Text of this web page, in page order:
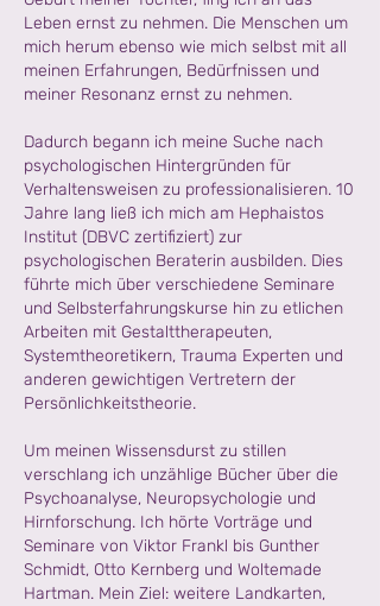
Leben ernst zu nehmen. Die Menschen um
mich herum ebenso wie mich selbst mit all
meinen Erfahrungen, Bedürfnissen und
meiner Resonanz ernst zu nehmen.
Dadurch begann ich meine Suche nach
psychologischen Hintergründen für
Verhaltensweisen zu professionalisieren. 10
Jahre lang ließ ich mich am Hephaistos
Institut (DBVC zertifiziert) zur
psychologischen Beraterin ausbilden. Dies
führte mich über verschiedene Seminare
und Selbsterfahrungskurse hin zu etlichen
Arbeiten mit Gestalttherapeuten,
Systemtheoretikern, Trauma Experten und
anderen gewichtigen Vertretern der
Persönlichkeitstheorie.
Um meinen Wissensdurst zu stillen
verschlang ich unzählige Bücher über die
Psychoanalyse, Neuropsychologie und
Hirnforschung. Ich hörte Vorträge und
Seminare von Viktor Frankl bis Gunther
Schmidt, Otto Kernberg und Woltemade
Hartman. Mein Ziel: weitere Landkarten,